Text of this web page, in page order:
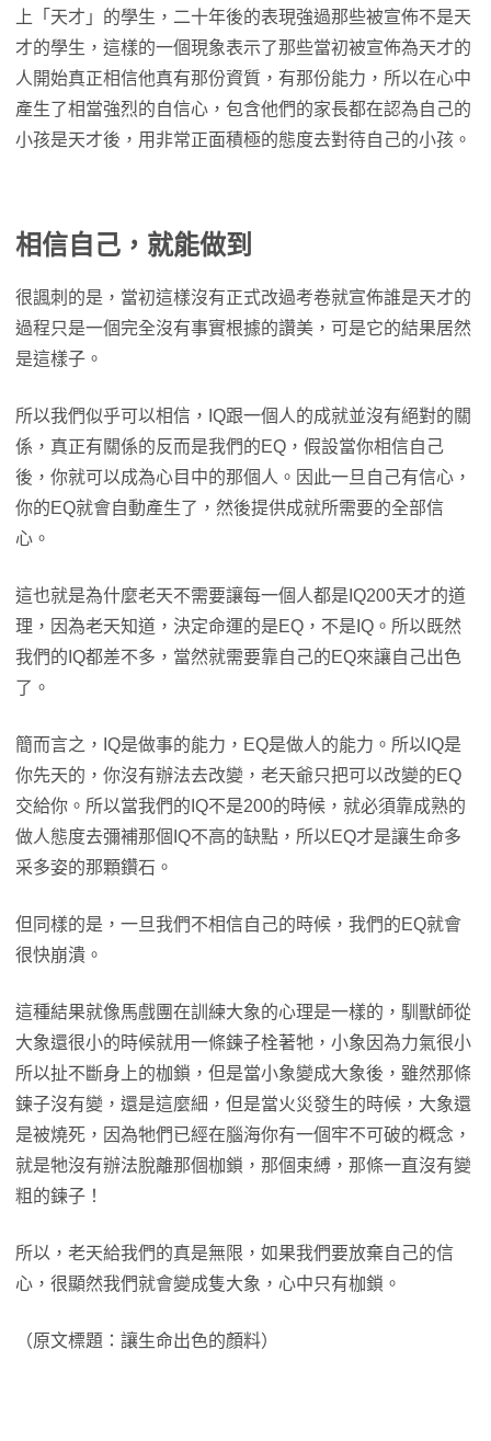
上「天才」的學生，二十年後的表現強過那些被宣佈不是天
才的學生，這樣的一個現象表示了那些當初被宣佈為天才的
人開始真正相信他真有那份資質，有那份能力，所以在心中
產生了相當強烈的自信心，包含他們的家長都在認為自己的
小孩是天才後，用非常正面積極的態度去對待自己的小孩。
相信自己，就能做到
很諷刺的是，當初這樣沒有正式改過考卷就宣佈誰是天才的
過程只是一個完全沒有事實根據的讚美，可是它的結果居然
是這樣子。
所以我們似乎可以相信，IQ跟一個人的成就並沒有絕對的關
係，真正有關係的反而是我們的EQ，假設當你相信自己
後，你就可以成為心目中的那個人。因此一旦自己有信心，
你的EQ就會自動產生了，然後提供成就所需要的全部信
心。
這也就是為什麼老天不需要讓每一個人都是IQ200天才的道
理，因為老天知道，決定命運的是EQ，不是IQ。所以既然
我們的IQ都差不多，當然就需要靠自己的EQ來讓自己出色
了。
簡而言之，IQ是做事的能力，EQ是做人的能力。所以IQ是
你先天的，你沒有辦法去改變，老天爺只把可以改變的EQ
交給你。所以當我們的IQ不是200的時候，就必須靠成熟的
做人態度去彌補那個IQ不高的缺點，所以EQ才是讓生命多
采多姿的那顆鑽石。
但同樣的是，一旦我們不相信自己的時候，我們的EQ就會
很快崩潰。
這種結果就像馬戲團在訓練大象的心理是一樣的，馴獸師從
大象還很小的時候就用一條鍊子栓著牠，小象因為力氣很小
所以扯不斷身上的枷鎖，但是當小象變成大象後，雖然那條
鍊子沒有變，還是這麼細，但是當火災發生的時候，大象還
是被燒死，因為牠們已經在腦海你有一個牢不可破的概念，
就是牠沒有辦法脫離那個枷鎖，那個束縛，那條一直沒有變
粗的鍊子！
所以，老天給我們的真是無限，如果我們要放棄自己的信
心，很顯然我們就會變成隻大象，心中只有枷鎖。
（原文標題：讓生命出色的顏料）